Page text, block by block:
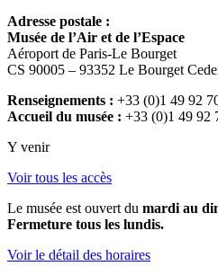
Adresse postale :
Musée de l’Air et de l’Espace
Aéroport de Paris-Le Bourget
CS 90005 – 93352 Le Bourget
Renseignements : +33 (0)1 49 92
Accueil du musée : +33 (0)1 49 92
Y venir
Voir tous les accès
Le musée est ouvert du mardi au
Fermeture tous les lundis.
Voir le détail des horaires